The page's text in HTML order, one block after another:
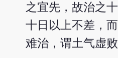
之宜先，故治之
十日以上不差，
难治，谓土气虚败